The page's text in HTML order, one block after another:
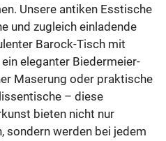
Unsere antiken Esstische
und zugleich einladende
Barock-Tisch mit
eleganter Biedermeier-
Maserung oder praktische
– diese
bieten nicht nur
sondern werden bei jedem